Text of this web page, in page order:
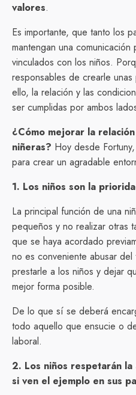
valores.
Es importante, que tanto los
mantengan una
vinculados con los niños.
responsables de crearle
ello, la relación y las
ser cumplidas por ambos
¿Cómo mejorar la
niñeras? Hoy desde
para crear un agradable
1. Los niños son la
La principal función de una
pequeños y no realizar otras
que se haya acordado
no es conveniente abusar
prestarle a los niños y dejar
mejor forma posible.
De lo que sí se deberá
todo aquello que ensucie o
laboral.
2. Los niños respetarán
si ven el ejemplo en sus